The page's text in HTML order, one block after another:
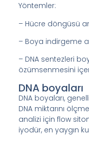
Yöntemler:
– Hücre döngüsü
– Boya indirgeme
– DNA sentezleri
özümsenmesini
DNA boyaları
DNA boyaları,
DNA miktarını
analizi için flow
iyodür, en yaygın